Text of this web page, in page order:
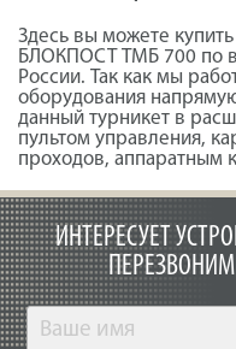
Здесь вы можете
БЛОКПОСТ ТМБ 700 по
России. Так как мы
оборудования
данный турникет в
пультом управления,
проходов, аппаратным
ИНТЕРЕСУЕТ